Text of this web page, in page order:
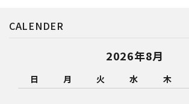
CALENDER
2026年8月
日 月 火 水 木